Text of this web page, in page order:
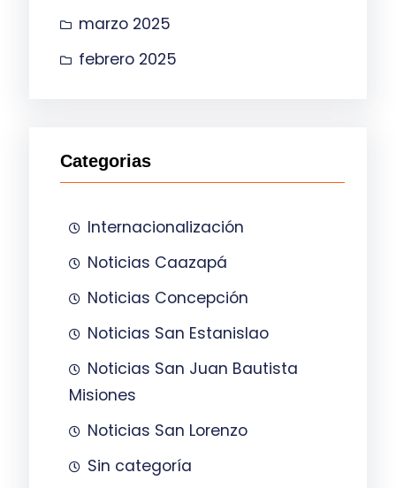
marzo 2025
febrero 2025
Categorias
Internacionalización
Noticias Caazapá
Noticias Concepción
Noticias San Estanislao
Noticias San Juan Bautista
Misiones
Noticias San Lorenzo
Sin categoría